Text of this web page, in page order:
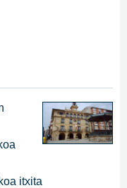
itxita